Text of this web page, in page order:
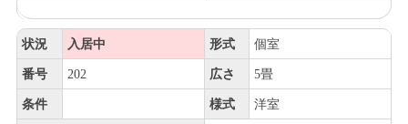
状況 入居中 形式 個室
番号 202 広さ 5畳
条件 様式 洋室